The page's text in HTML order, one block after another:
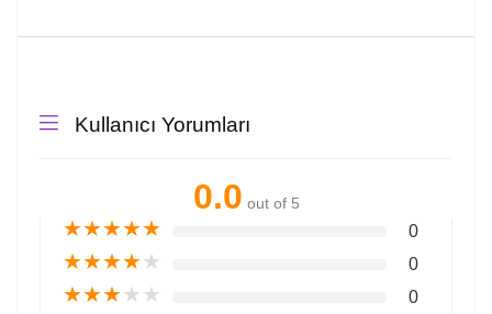
Kullanıcı Yorumları
0.0 out of 5
★★★★★ 0
★★★★★ 0
★★★★★ 0